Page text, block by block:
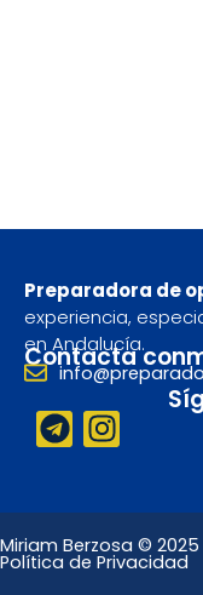
Preparadora de
experiencia,
en Andalucía.
Contacta
T
e
e
g
r
I
n
t
a
g
Miriam Berzosa © 2025
Política de Privacidad